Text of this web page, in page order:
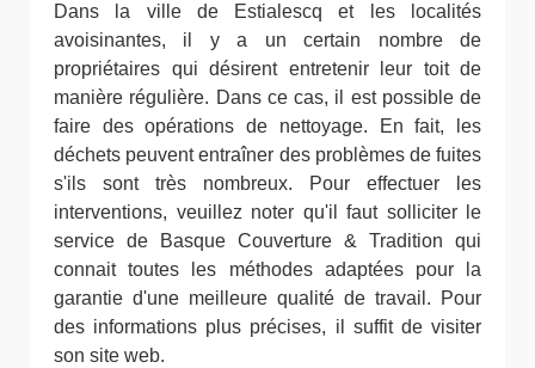
Dans la ville de Estialescq et les localités
avoisinantes, il y a un certain nombre de
propriétaires qui désirent entretenir leur toit de
manière régulière. Dans ce cas, il est possible de
faire des opérations de nettoyage. En fait, les
déchets peuvent entraîner des problèmes de fuites
s'ils sont très nombreux. Pour effectuer les
interventions, veuillez noter qu'il faut solliciter le
service de Basque Couverture & Tradition qui
connait toutes les méthodes adaptées pour la
garantie d'une meilleure qualité de travail. Pour
des informations plus précises, il suffit de visiter
son site web.